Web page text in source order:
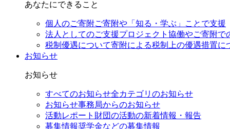
あなたにできること
個人のご寄附ご寄附や「知る・学ぶ」ことで支援
法人としてのご支援プロジェクト協働やご寄附で
税制優遇について寄附による税制上の優遇措置に
お知らせ
お知らせ
すべてのお知らせ全カテゴリのお知らせ
お知らせ事務局からのお知らせ
活動レポート 財団の活動の新着情報・報告
募集情報奨学金などの募集情報